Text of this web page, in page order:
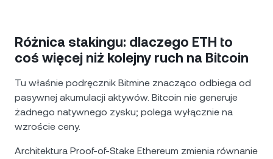
Różnica stakingu: dlaczego ETH to
coś więcej niż kolejny ruch na Bitcoin
Tu właśnie podręcznik Bitmine znacząco odbiega od
pasywnej akumulacji aktywów. Bitcoin nie generuje
żadnego natywnego zysku; polega wyłącznie na
wzroście ceny.
Architektura Proof-of-Stake Ethereum zmienia równanie